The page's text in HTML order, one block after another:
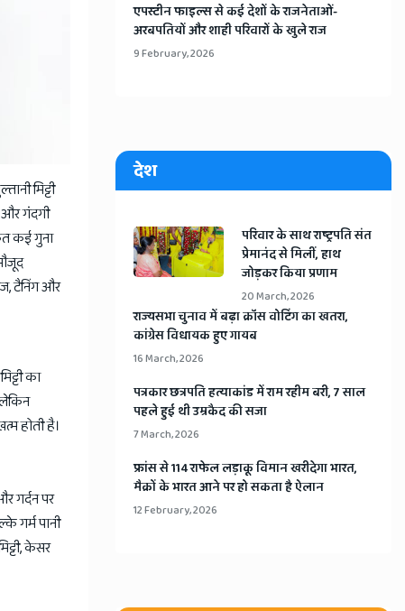
मिट्टी
और गंदगी
कई गुना
टैनिंग और
का
होती है।
गर्दन पर
गर्म पानी
केसर
​एपस्टीन फाइल्स से कई देशों के राजनेताओं-
अरबपतियों और शाही परिवारों के खुले राज
9 February, 2026
देश
​परिवार के साथ राष्ट्रपति संत
प्रेमानंद से मिलीं, हाथ
जोड़कर किया प्रणाम
20 March, 2026
​राज्यसभा चुनाव में बढ़ा क्रॉस वोटिंग का खतरा,
कांग्रेस विधायक हुए गायब
16 March, 2026
​पत्रकार छत्रपति हत्याकांड में राम रहीम बरी, 7 साल
पहले हुई थी उम्रकैद की सजा
7 March, 2026
​फ्रांस से 114 राफेल लड़ाकू विमान खरीदेगा भारत,
मैक्रों के भारत आने पर हो सकता है ऐलान
12 February, 2026